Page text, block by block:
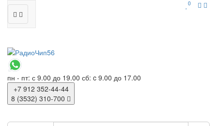
0
пн - пт: с 9.00 до 19.00 сб: c 9.00 до 17.00
+7 912 352-44-44
8 (3532) 310-700